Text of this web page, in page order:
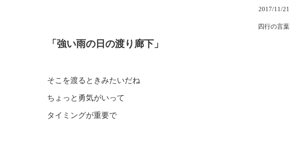
2017/11/21
四行の言葉
「強い雨の日の渡り廊下」
そこを渡るときみたいだね
ちょっと勇気がいって
タイミングが重要で